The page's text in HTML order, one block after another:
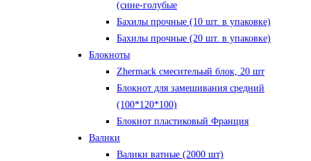
(сине-голубые
Бахилы прочные (10 шт. в упаковке)
Бахилы прочные (20 шт. в упаковке)
Блокноты
Zhermack смесительый блок, 20 шт
Блокнот для замешивания средний
(100*120*100)
Блокнот пластиковый Франция
Валики
Валики ватные (2000 шт)